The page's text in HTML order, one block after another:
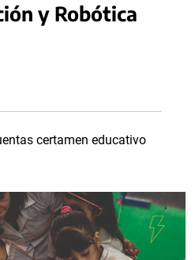
y Robótica
certamen educativo